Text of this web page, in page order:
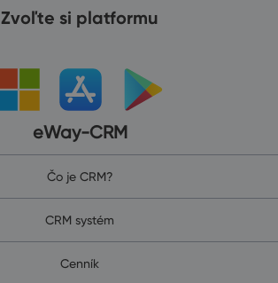
Zvoľte si platformu
eWay-CRM
Čo je CRM?
CRM systém
Cenník